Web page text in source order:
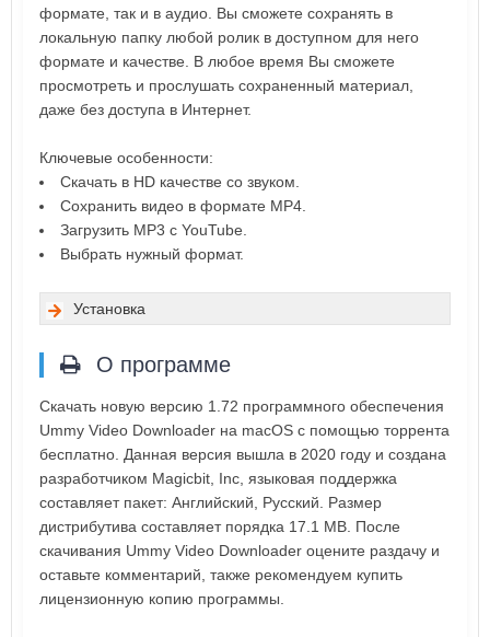
формате, так и в аудио. Вы сможете сохранять в
локальную папку любой ролик в доступном для него
формате и качестве. В любое время Вы сможете
просмотреть и прослушать сохраненный материал,
даже без доступа в Интернет.
Ключевые особенности:
Скачать в HD качестве со звуком.
Сохранить видео в формате MP4.
Загрузить MP3 с YouTube.
Выбрать нужный формат.
Установка
О программе
Скачать новую версию 1.72 программного обеспечения
Ummy Video Downloader на macOS с помощью торрента
бесплатно. Данная версия вышла в 2020 году и создана
разработчиком Magicbit, Inc, языковая поддержка
составляет пакет: Английский, Русский. Размер
дистрибутива составляет порядка 17.1 MB. После
скачивания Ummy Video Downloader оцените раздачу и
оставьте комментарий, также рекомендуем купить
лицензионную копию программы.